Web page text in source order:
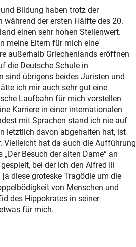
Bildung haben trotz der
während der ersten Hälfte des 20.
einen sehr hohen Stellenwert.
meine Eltern für mich eine
außerhalb Griechenlands eröffnen
die Deutsche Schule in
sind übrigens beides Juristen und
ich mir auch sehr gut eine
Laufbahn für mich vorstellen
Karriere in einer internationalen
mit Sprachen stand ich nie auf
letztlich davon abgehalten hat, ist
Vielleicht hat da auch die Aufführung
Besuch der alten Dame“ an
bei der ich den Alfred Ill
diese groteske Tragödie um die
von Menschen und
des Hippokrates in seiner
für mich.